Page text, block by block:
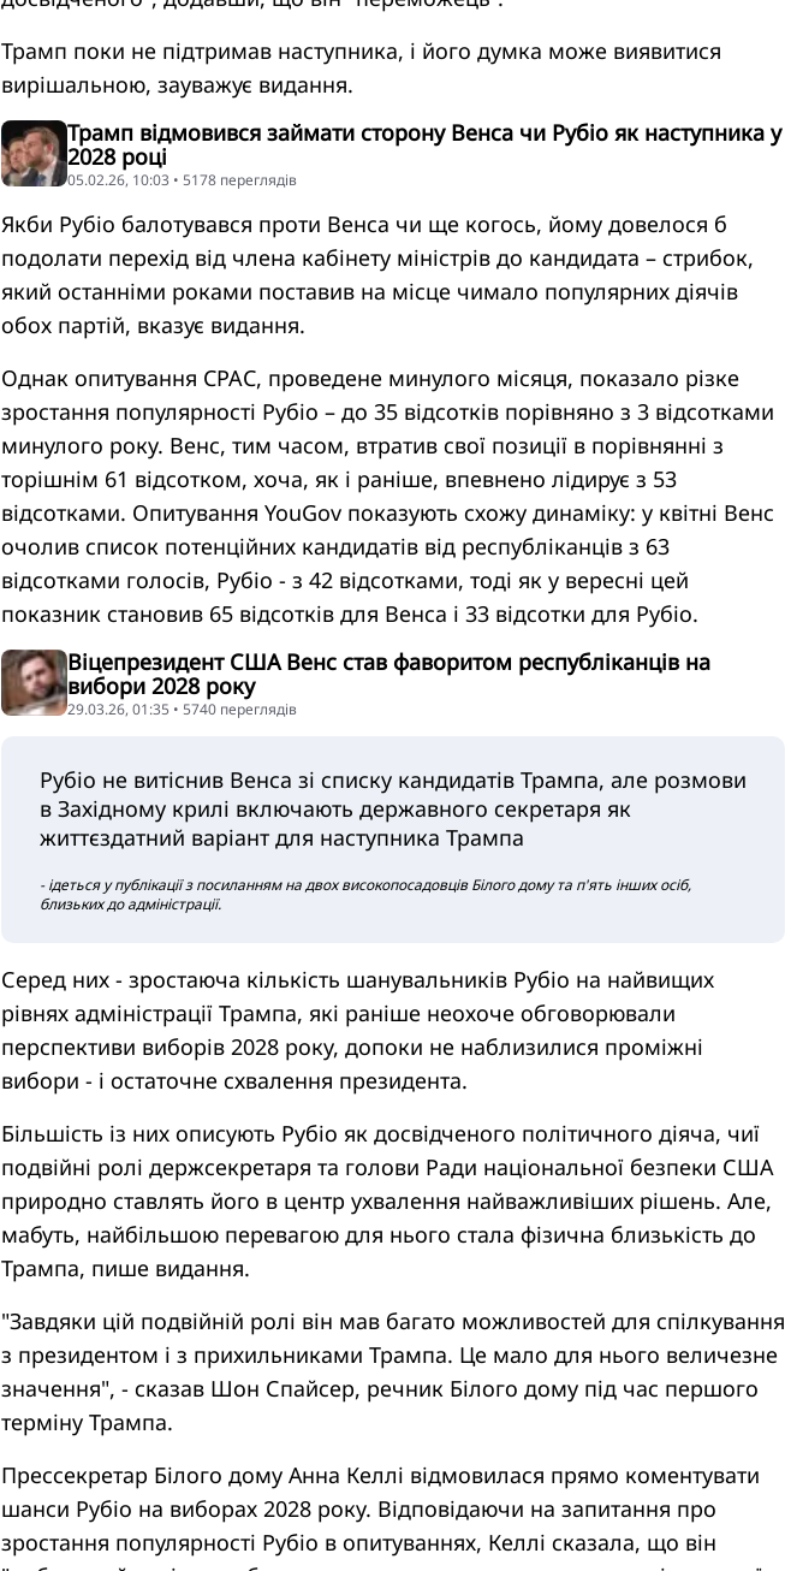
Трамп поки не підтримав наступника, і його думка може виявитися
вирішальною, зауважує видання.
Трамп відмовився займати сторону Венса чи Рубіо як наступника у
2028 році
05.02.26, 10:03 • 5178 переглядiв
Якби Рубіо балотувався проти Венса чи ще когось, йому довелося б
подолати перехід від члена кабінету міністрів до кандидата – стрибок,
який останніми роками поставив на місце чимало популярних діячів
обох партій, вказує видання.
Однак опитування CPAC, проведене минулого місяця, показало різке
зростання популярності Рубіо – до 35 відсотків порівняно з 3 відсотками
минулого року. Венс, тим часом, втратив свої позиції в порівнянні з
торішнім 61 відсотком, хоча, як і раніше, впевнено лідирує з 53
відсотками. Опитування YouGov показують схожу динаміку: у квітні Венс
очолив список потенційних кандидатів від республіканців з 63
відсотками голосів, Рубіо - з 42 відсотками, тоді як у вересні цей
показник становив 65 відсотків для Венса і 33 відсотки для Рубіо.
Віцепрезидент США Венс став фаворитом республіканців на
вибори 2028 року
29.03.26, 01:35 • 5740 переглядiв
Рубіо не витіснив Венса зі списку кандидатів Трампа, але розмови
в Західному крилі включають державного секретаря як
життєздатний варіант для наступника Трампа
- ідеться у публікації з посиланням на двох високопосадовців Білого дому та п'ять інших осіб,
близьких до адміністрації.
Серед них - зростаюча кількість шанувальників Рубіо на найвищих
рівнях адміністрації Трампа, які раніше неохоче обговорювали
перспективи виборів 2028 року, допоки не наблизилися проміжні
вибори - і остаточне схвалення президента.
Більшість із них описують Рубіо як досвідченого політичного діяча, чиї
подвійні ролі держсекретаря та голови Ради національної безпеки США
природно ставлять його в центр ухвалення найважливіших рішень. Але,
мабуть, найбільшою перевагою для нього стала фізична близькість до
Трампа, пише видання.
"Завдяки цій подвійній ролі він мав багато можливостей для спілкування
з президентом і з прихильниками Трампа. Це мало для нього величезне
значення", - сказав Шон Спайсер, речник Білого дому під час першого
терміну Трампа.
Прессекретар Білого дому Анна Келлі відмовилася прямо коментувати
шанси Рубіо на виборах 2028 року. Відповідаючи на запитання про
зростання популярності Рубіо в опитуваннях, Келлі сказала, що він